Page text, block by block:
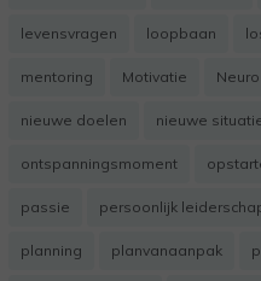
levensvragen loopbaan
mentoring Motivatie
nieuwe doelen nieuwe
ontspanningsmoment
passie persoonlijk
planning planvanaanpak